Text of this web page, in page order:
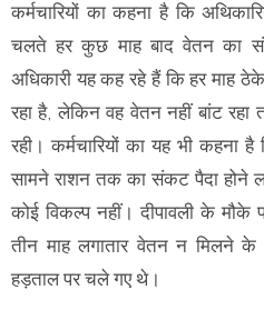
कर्मचारियों का कहना है कि
चलते हर कुछ माह बाद वेतन का
अधिकारी यह कह रहे हैं कि हर माह
रहा है, लेकिन वह वेतन नहीं बांट रहा
रही। कर्मचारियों का यह भी कहना
सामने राशन तक का संकट पैदा होने
कोई विकल्प नहीं। दीपावली के मौके
तीन माह लगातार वेतन न मिलने के
हड़ताल पर चले गए थे।